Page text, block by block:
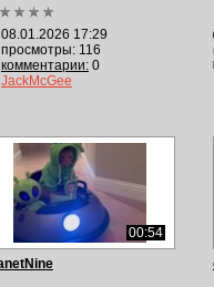
08.01.2026 17:29
просмотры: 116
комментарии:0
JackMcGee
00:54